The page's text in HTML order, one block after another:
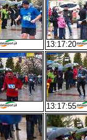
13:17:20
13:17:55